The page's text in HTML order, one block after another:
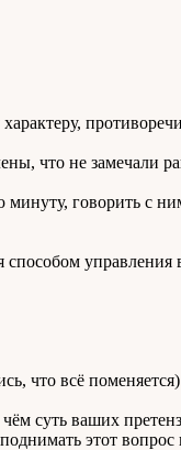
что не замечали
говорить с
способом
что всё
суть ваших
этот вопрос